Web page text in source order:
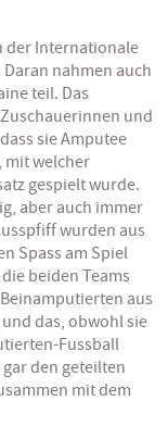
der Internationale
nahmen auch
teil. Das
und
sie Amputee
mit welcher
gespielt wurde.
aber auch immer
wurden aus
Spass am Spiel
beiden Teams
aus
das, obwohl sie
Fussball
den geteilten
mit dem